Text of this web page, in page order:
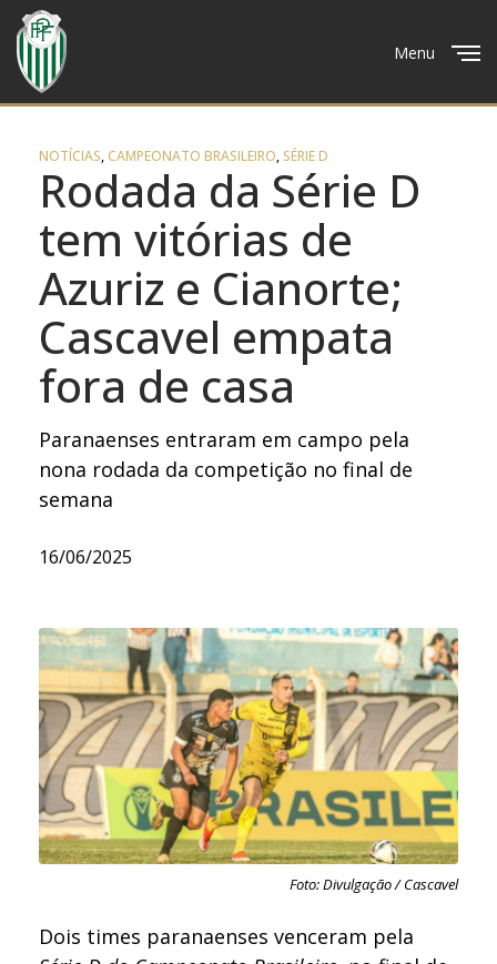
Menu
NOTÍCIAS,CAMPEONATO BRASILEIRO, SÉRIE D
Rodada da Série D
tem vitórias de
Azuriz e Cianorte;
Cascavel empata
fora de casa
Paranaenses entraram em campo pela
nona rodada da competição no final de
semana
16/06/2025
Foto: Divulgação / Cascavel
Dois times paranaenses venceram pela